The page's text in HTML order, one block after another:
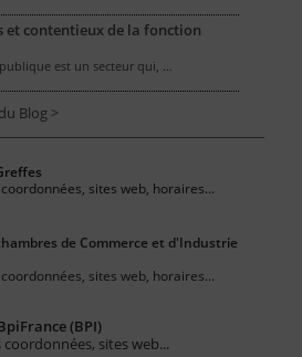
et contentieux de la fonction
est un secteur qui, …
Blog >
sites web, horaires...
de Commerce et d'Industrie
sites web, horaires...
(BPI)
coordonnées, sites web...